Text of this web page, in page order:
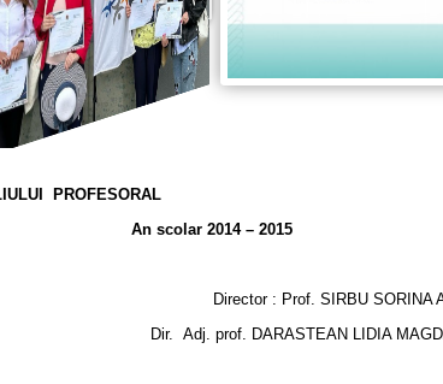
PROFESORAL
An scolar 2014 – 2015
SIRBU SORINA
DARASTEAN LIDIA